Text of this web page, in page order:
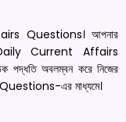
Questions। আপনার
Daily Current Affairs
অবলম্বন করে নিজের
এর মাধ্যমে।